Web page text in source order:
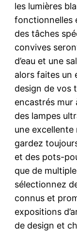
les lumières
fonctionnelles
des tâches
convives
d’eau et une
alors faites un
design de vos
encastrés mur
des lampes
une excellente
gardez
et des pots-
que de
sélectionnez
connus et
expositions
de design et